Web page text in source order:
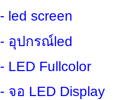
- led screen
- อุปกรณ์led
- LED Fullcolor
- จอ LED Display